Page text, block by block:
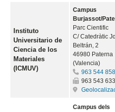
Instituto
Universitario de
Ciencia de los
Materiales
(ICMUV)
Campus
Burjassot/
Parc Cientific
C/ Catedràtic
Beltrán, 2
46980 Paterna
(Valencia)
963 544 858
963 543 633
Campus dels